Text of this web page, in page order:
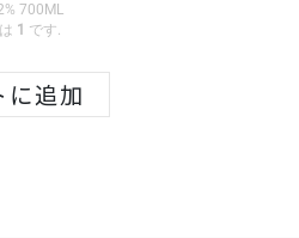
700ML
1 です.
に追加